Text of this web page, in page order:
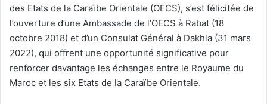
des Etats de la Caraïbe Orientale (OECS), s’est félicitée de
l’ouverture d’une Ambassade de l’OECS à Rabat (18
octobre 2018) et d’un Consulat Général à Dakhla (31 mars
2022), qui offrent une opportunité significative pour
renforcer davantage les échanges entre le Royaume du
Maroc et les six Etats de la Caraïbe Orientale.